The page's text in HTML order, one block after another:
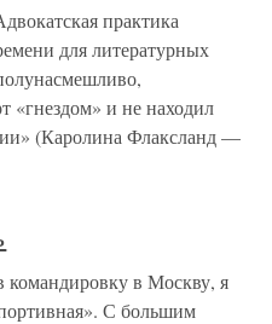
практика
для литературных
«гнездом» и не находил
(Каролина Флаксланд —
в Москву, я
С большим